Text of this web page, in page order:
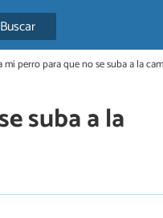
Buscar
mi perro para que no se suba a la
suba a la